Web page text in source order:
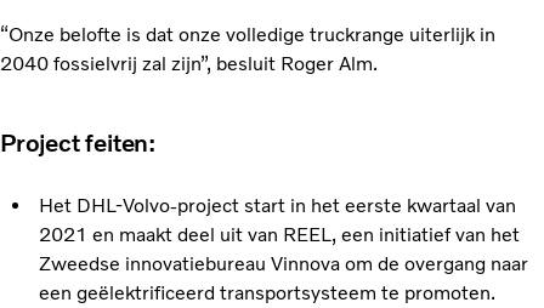
“Onze belofte is dat onze volledige truckrange uiterlijk in
2040 fossielvrij zal zijn”, besluit Roger Alm.
Project feiten:
Het DHL-Volvo-project start in het eerste kwartaal van
2021 en maakt deel uit van REEL, een initiatief van het
Zweedse innovatiebureau Vinnova om de overgang naar
een geëlektrificeerd transportsysteem te promoten.